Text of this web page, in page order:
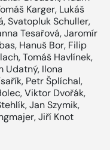
Karger, Lukáš
,Svatopluk Schuller,
Tesařová,Jaromír
, Hanuš Bor, Filip
,Tomáš Havlínek,
Udatný, Ilona
, Petr Šplíchal,
,Viktor Dvořák,
,Jan Szymik,
,Jiří Knot